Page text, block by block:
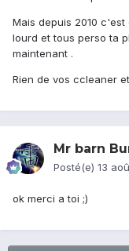
Mais depuis 2010
lourd et tous perso ta
maintenant .
Rien de vos ccleaner
Mr barn
Posté(e) 13
ok merci a toi ;)